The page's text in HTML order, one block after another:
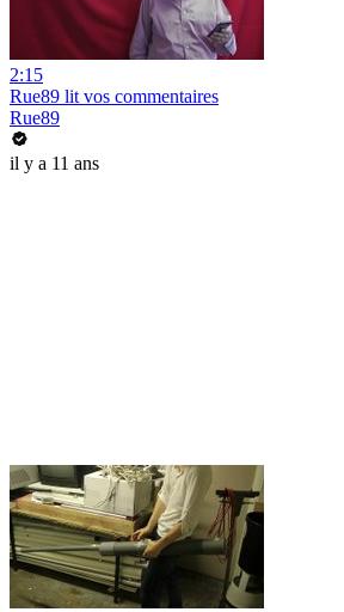
2:15
Rue89 lit vos commentaires
Rue89
il y a 11 ans